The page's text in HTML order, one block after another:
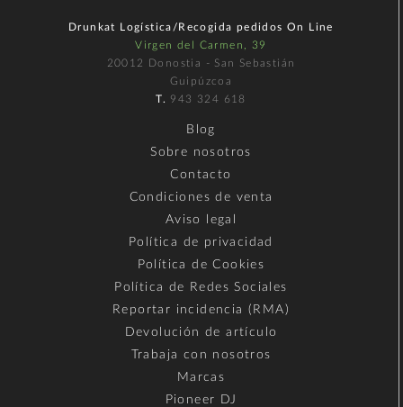
Drunkat Logística/Recogida pedidos On Line
Virgen del Carmen, 39
20012 Donostia - San Sebastián
Guipúzcoa
T. 943 324 618
Blog
Sobre nosotros
Contacto
Condiciones de venta
Aviso legal
Política de privacidad
Política de Cookies
Política de Redes Sociales
Reportar incidencia (RMA)
Devolución de artículo
Trabaja con nosotros
Marcas
Pioneer DJ